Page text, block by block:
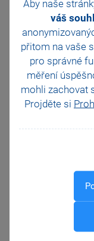
Aby naše
váš
přitom na vaše
pro správné
měření
mohli zachovat
Projděte si